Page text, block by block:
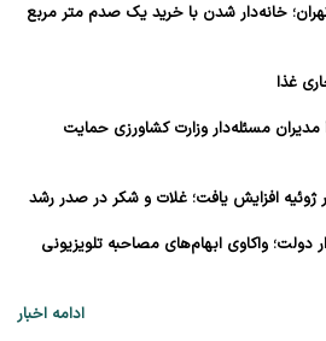
خانه‌دار شدن با خرید یک صدم متر مربع
غذا
مسئله‌دار وزارت کشاورزی حمایت
افزایش یافت؛ غلات و شکر در صدر رشد
واکاوی ابهام‌های مصاحبه تلویزیونی
ادامه اخبار